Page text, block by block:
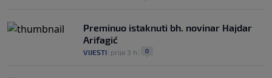
Preminuo istaknuti bh. novinar Hajdar
Arifagić
VIJESTI prije 3 h 0